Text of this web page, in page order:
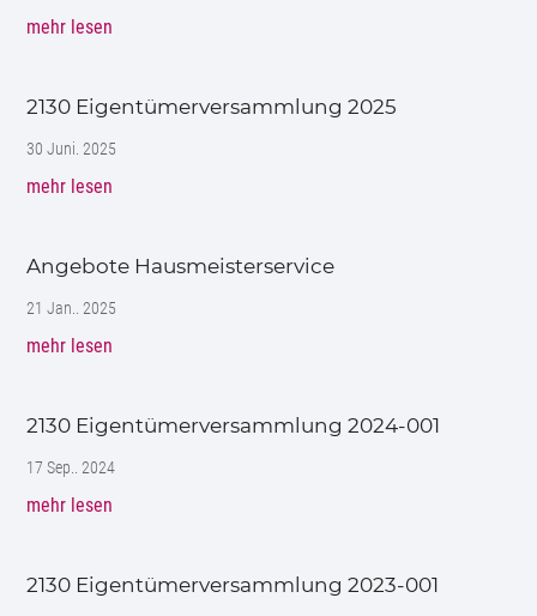
mehr lesen
2130 Eigentümerversammlung 2025
30 Juni. 2025
mehr lesen
Angebote Hausmeisterservice
21 Jan.. 2025
mehr lesen
2130 Eigentümerversammlung 2024-001
17 Sep.. 2024
mehr lesen
2130 Eigentümerversammlung 2023-001